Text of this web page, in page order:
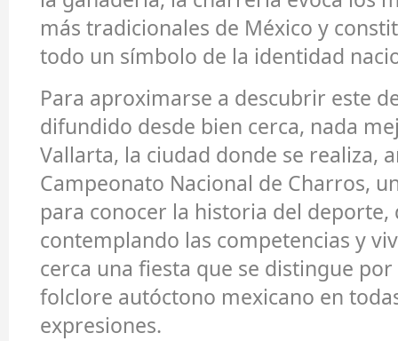
más tradicionales de México y
todo un símbolo de la identidad
Para aproximarse a descubrir este
difundido desde bien cerca, nada
Vallarta, la ciudad donde se realiza,
Campeonato Nacional de Charros,
para conocer la historia del
contemplando las competencias y
cerca una fiesta que se distingue
folclore autóctono mexicano en
expresiones.